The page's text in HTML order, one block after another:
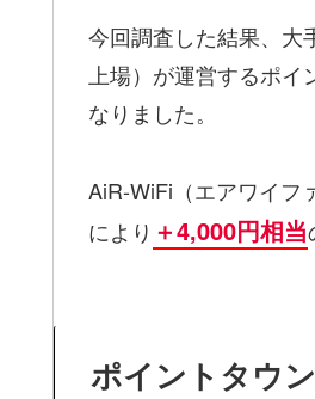
今回調査した結果、大
上場）が運営するポイ
なりました。
AiR-WiFi（エアワイフ
により ＋4,000円相当
ポイントタウ